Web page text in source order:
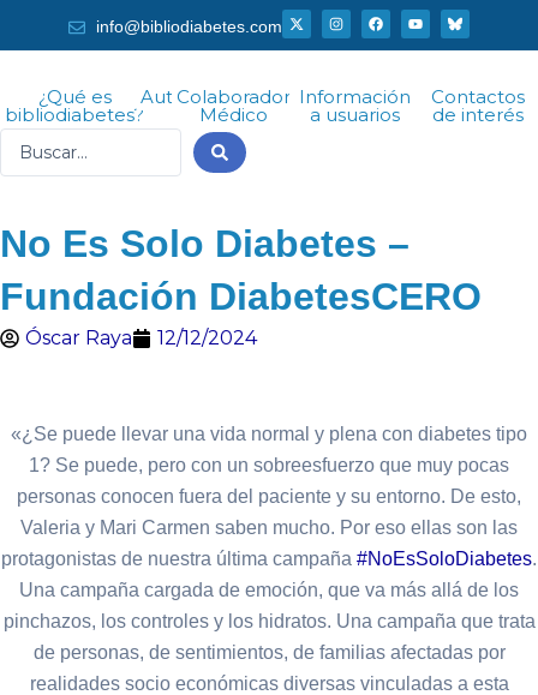
al
info@bibliodiabetes.com
X
-
t
t
t
I
n
s
r
a
F
a
c
o
k
Y
o
u
¿Qué es
bibliodiabetes?
AutorColaborador
Médico
Información
a usuarios
Contactos
de interés
No Es Solo Diabetes –
Fundación DiabetesCERO
Óscar Raya 12/12/2024
«¿Se puede llevar una vida normal y plena con diabetes tipo
1? Se puede, pero con un sobreesfuerzo que muy pocas
personas conocen fuera del paciente y su entorno. De esto,
Valeria y Mari Carmen saben mucho. Por eso ellas son las
protagonistas de nuestra última campaña #NoEsSoloDiabetes.
Una campaña cargada de emoción, que va más allá de los
pinchazos, los controles y los hidratos. Una campaña que trata
de personas, de sentimientos, de familias afectadas por
realidades socio económicas diversas vinculadas a esta